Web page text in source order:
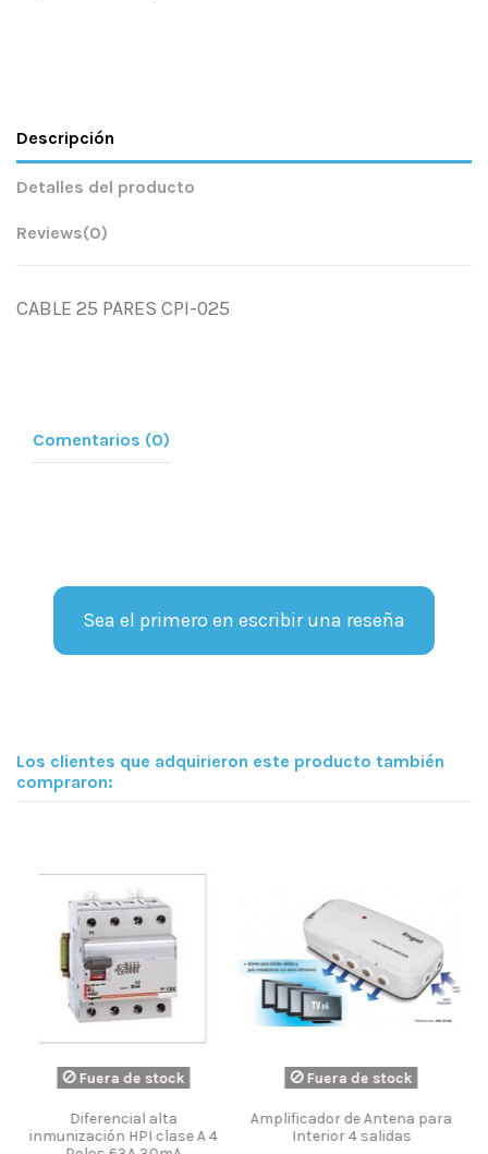
Descripción
Detalles del producto
Reviews(0)
CABLE 25 PARES CPI-025
Comentarios (0)
Sea el primero en escribir una reseña
Los clientes que adquirieron este producto también
compraron:
de stock
Antena para
salidas
Grapa cable coaxial cerrada.
100 uds. Televes ref. 2011
Fuera de
BASE TOMA TV FI